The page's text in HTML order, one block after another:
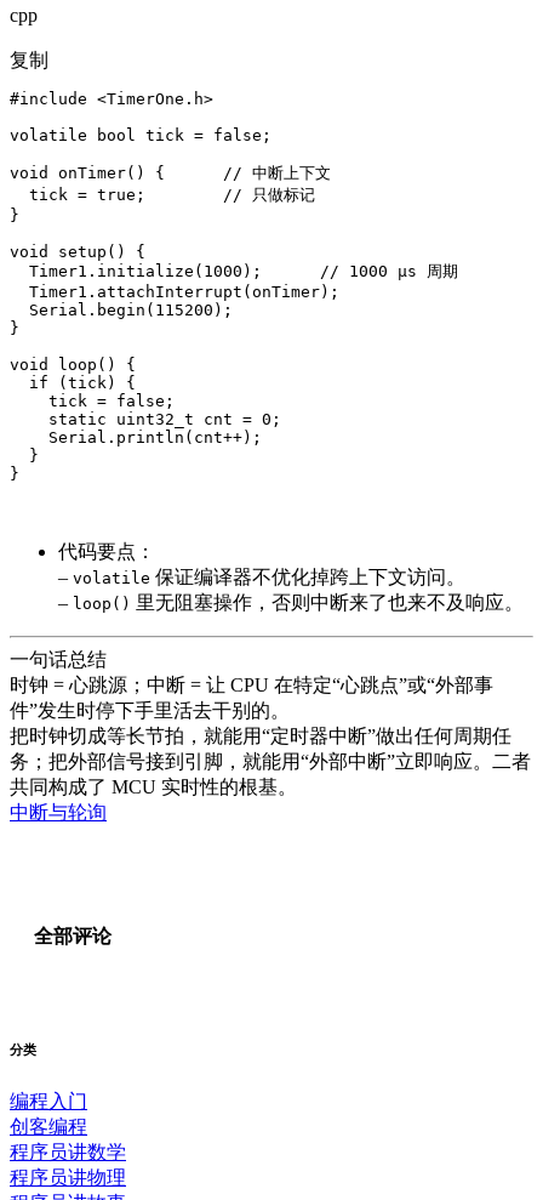
cpp
复制
#include <TimerOne.h>
volatile bool tick = false;
void onTimer() {      // 中断上下文
  tick = true;        // 只做标记
}
void setup() {
  Timer1.initialize(1000);      // 1000 µs 周期
  Timer1.attachInterrupt(onTimer);
  Serial.begin(115200);
}
void loop() {
  if (tick) {
    tick = false;
    static uint32_t cnt = 0;
    Serial.println(cnt++);
  }
}
代码要点：
– volatile 保证编译器不优化掉跨上下文访问。
– loop() 里无阻塞操作，否则中断来了也来不及响应。
一句话总结
时钟 = 心跳源；中断 = 让 CPU 在特定“心跳点”或“外部事
件”发生时停下手里活去干别的。
把时钟切成等长节拍，就能用“定时器中断”做出任何周期任
务；把外部信号接到引脚，就能用“外部中断”立即响应。二者
共同构成了 MCU 实时性的根基。
中断与轮询
全部评论
分类
编程入门
创客编程
程序员讲数学
程序员讲物理